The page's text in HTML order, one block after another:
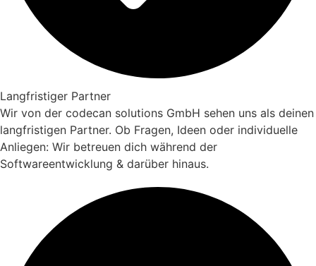
Langfristiger Partner
Wir von der codecan solutions GmbH sehen uns als deinen
langfristigen Partner. Ob Fragen, Ideen oder individuelle
Anliegen: Wir betreuen dich während der
Softwareentwicklung & darüber hinaus.